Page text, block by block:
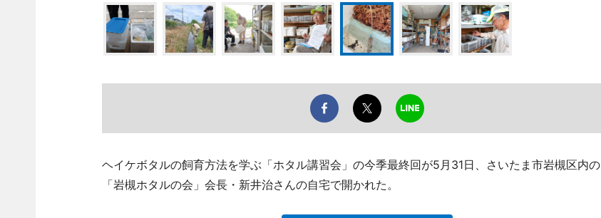
ヘイケボタルの飼育方法を学ぶ「ホタル講習会」の今季最終回が5月31日、さいたま市岩槻区内の
「岩槻ホタルの会」会長・新井治さんの自宅で開かれた。